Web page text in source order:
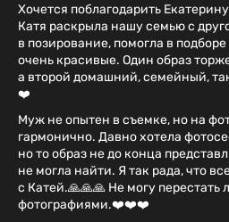
Хочется поблагодарить
Катя раскрыла нашу семью с
в позирование, помогла в
очень красивые. Один образ
а второй домашний, семейный,
❤️
Муж не опытен в съемке, но на
гармонично. Давно хотела
но то образ не до конца
не могла найти. Я так рада, что
с Катей.🙏🙏🙏 Не могу перестать
фотографиями.❤️❤️❤️